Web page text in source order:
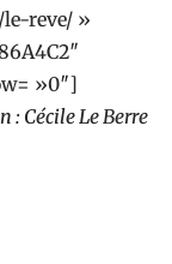
reve/ »
»0″]
: Cécile Le Berre